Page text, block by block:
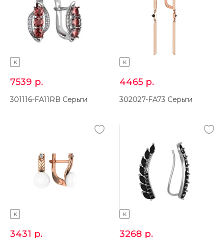
K
7539 р.
301116-FA11RB Серьги
K
4465 р.
302027-FA73 Серьги
K
3431 р.
K
3268 р.